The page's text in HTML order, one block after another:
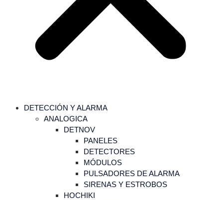
DETECCIÓN Y ALARMA
ANALOGICA
DETNOV
PANELES
DETECTORES
MÓDULOS
PULSADORES DE ALARMA
SIRENAS Y ESTROBOS
HOCHIKI